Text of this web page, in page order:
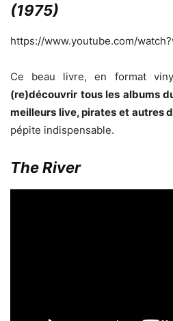
(1975)
https://www.youtube.com/
Ce beau livre, en format
(re)découvrir tous les albums
meilleurs live, pirates et autres
pépite indispensable.
The River